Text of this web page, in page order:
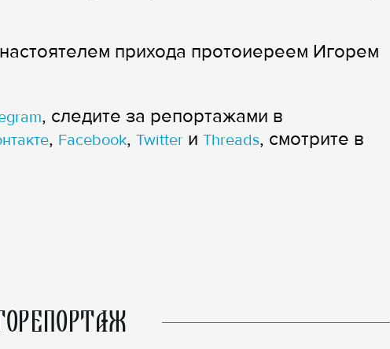
прихода протоиереем Игорем
, следите за репортажами в
, Facebook, Twitter и Threads, смотрите в